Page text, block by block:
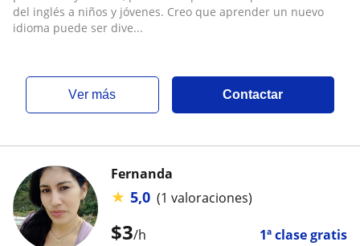
del inglés a niños y jóvenes. Creo que aprender un nuevo
idioma puede ser dive...
ver más Contactar
$3/h 1ª clase gratis
Fernanda
★ 5,0 (1 valoraciones)